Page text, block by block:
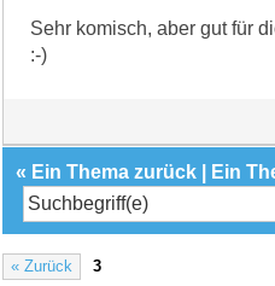
Sehr komisch, aber gut für
:-)
« Ein Thema zurück Ein
« Zurück 3